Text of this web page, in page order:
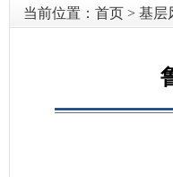
当前位置： 首页 > 基层